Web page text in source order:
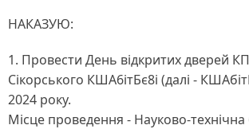
НАКАЗУЮ:
1. Провести День відкритих дверей
Сікорського КША6ітБє8і (далі -
2024 року.
Місце проведення - Науково-технічна